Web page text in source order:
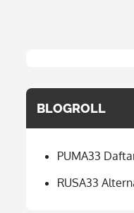
BLOGROLL
PUMA33
RUSA33